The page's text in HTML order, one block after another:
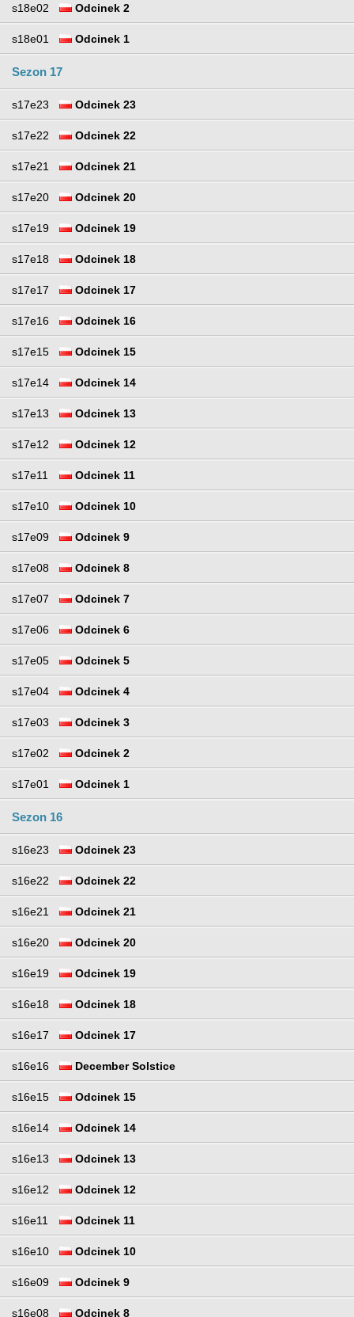
s18e02 Odcinek 2
s18e01 Odcinek 1
Sezon 17
s17e23 Odcinek 23
s17e22 Odcinek 22
s17e21 Odcinek 21
s17e20 Odcinek 20
s17e19 Odcinek 19
s17e18 Odcinek 18
s17e17 Odcinek 17
s17e16 Odcinek 16
s17e15 Odcinek 15
s17e14 Odcinek 14
s17e13 Odcinek 13
s17e12 Odcinek 12
s17e11 Odcinek 11
s17e10 Odcinek 10
s17e09 Odcinek 9
s17e08 Odcinek 8
s17e07 Odcinek 7
s17e06 Odcinek 6
s17e05 Odcinek 5
s17e04 Odcinek 4
s17e03 Odcinek 3
s17e02 Odcinek 2
s17e01 Odcinek 1
Sezon 16
s16e23 Odcinek 23
s16e22 Odcinek 22
s16e21 Odcinek 21
s16e20 Odcinek 20
s16e19 Odcinek 19
s16e18 Odcinek 18
s16e17 Odcinek 17
s16e16 December Solstice
s16e15 Odcinek 15
s16e14 Odcinek 14
s16e13 Odcinek 13
s16e12 Odcinek 12
s16e11 Odcinek 11
s16e10 Odcinek 10
s16e09 Odcinek 9
s16e08 Odcinek 8